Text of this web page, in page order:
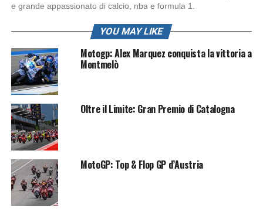
e grande appassionato di calcio, nba e formula 1.
YOU MAY LIKE
Motogp: Alex Marquez conquista la vittoria a
Montmelò
Oltre il Limite: Gran Premio di Catalogna
MotoGP: Top & Flop GP d’Austria